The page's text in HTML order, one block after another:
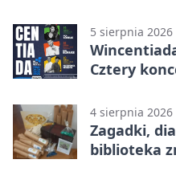
5 sierpnia 2026
Cztery
4 sierpnia 2026
Zagadki,
biblioteka